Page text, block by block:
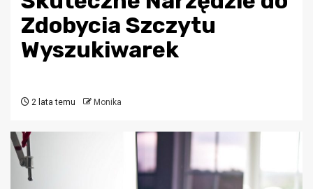
Zdobycia Szczytu
Wyszukiwarek
2 lata temu Monika